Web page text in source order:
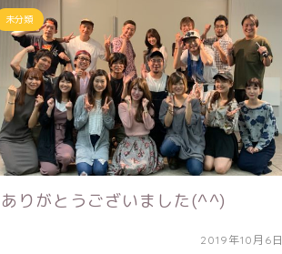
未分類
ありがとうございました(^^)
2019年10月6日